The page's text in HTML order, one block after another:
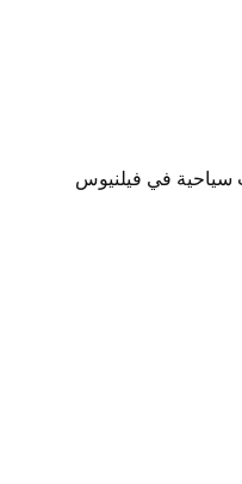
سياحية في فيلنيوس